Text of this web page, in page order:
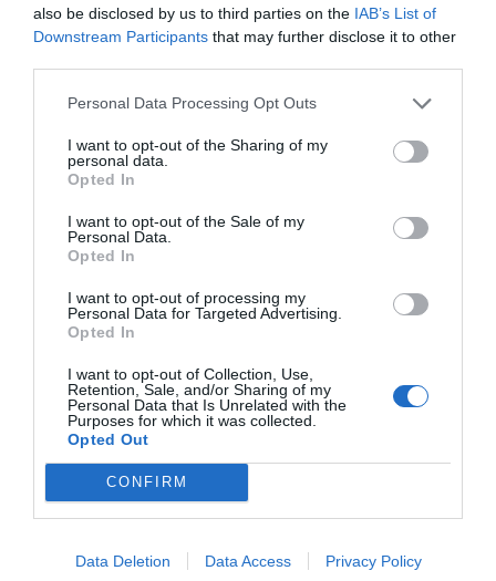
also be disclosed by us to third parties on the IAB’s List of
Downstream Participants that may further disclose it to other
Personal Data Processing Opt Outs
I want to opt-out of the Sharing of my
personal data.
Opted In
I want to opt-out of the Sale of my
Personal Data.
Opted In
I want to opt-out of processing my
Personal Data for Targeted Advertising.
Opted In
I want to opt-out of Collection, Use,
Retention, Sale, and/or Sharing of my
Personal Data that Is Unrelated with the
Purposes for which it was collected.
Opted Out
CONFIRM
Data Deletion Data Access Privacy Policy
LVP
eSports
Publicidad
2Playbook Club